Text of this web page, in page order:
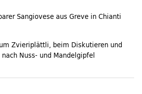
Sangiovese aus Greve in Chianti
Zvieriplättli, beim Diskutieren und
Nuss- und Mandelgipfel